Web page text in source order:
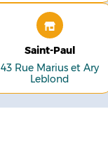
Saint-Paul
43 Rue Marius et Ary
Leblond